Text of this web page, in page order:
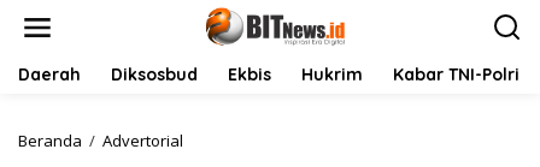
Daerah Diksosbud Ekbis Hukrim Kabar TNI-Polri
Beranda / Advertorial